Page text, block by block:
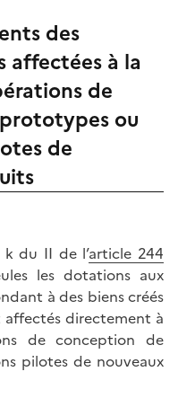
des
affectées à la
de
ou
de
k du II de l’article 244
les dotations aux
à des biens créés
directement à
de conception de
pilotes de nouveaux